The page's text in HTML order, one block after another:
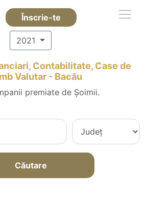
Înscrie-te
2021
Contabilitate, Case de
Valutar - Bacău
premiate de Șoimii.
Căutare